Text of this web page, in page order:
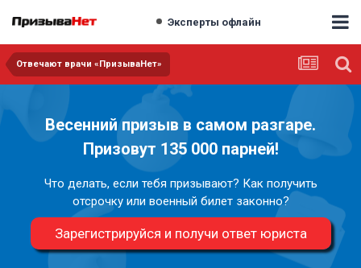
Эксперты офлайн
Отвечают врачи «ПризываНет»
Весенний призыв в самом разгаре.
Призовут 135 000 парней!
Что делать, если тебя призывают? Как получить
отсрочку или военный билет законно?
Зарегистрируйся и получи ответ юриста